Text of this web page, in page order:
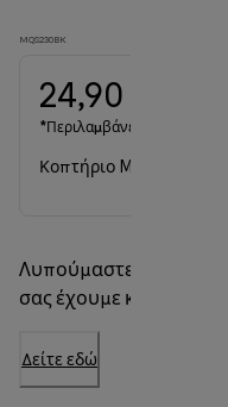
MQS230BK
24,90 €
*Περιλαμβάνεται ΦΠΑ
Κοπτήριο MQS 230 (500
Λυπούμαστε, αυτό το
σας έχουμε καλά νέα -
Δείτε εδώ